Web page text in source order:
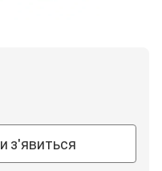
з'явиться